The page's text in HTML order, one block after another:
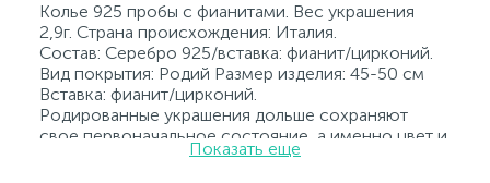
Колье 925 пробы с фианитами. Вес украшения
2,9г. Страна происхождения: Италия.
Состав: Серебро 925/вставка: фианит/цирконий.
Вид покрытия: Родий Размер изделия: 45-50 см
Вставка: фианит/цирконий.
Родированные украшения дольше сохраняют
свое первоначальное состояние, а именно цвет и
блеск металла. Все ювелирные изделия
Показать еще